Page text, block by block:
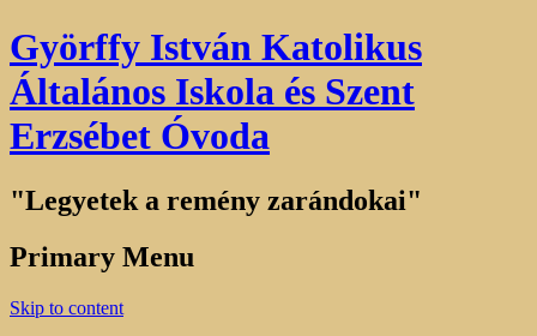
Györffy István Katolikus
Általános Iskola és Szent
Erzsébet Óvoda
"Legyetek a remény zarándokai"
Primary Menu
Skip to content